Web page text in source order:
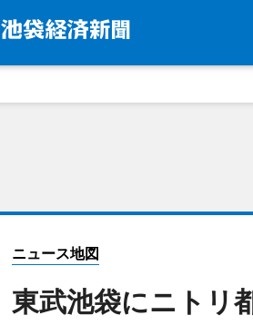
ニュース地図
東武池袋にニト